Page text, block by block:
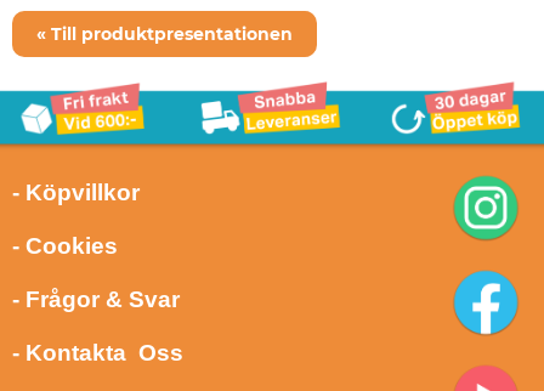
« Till produktpresentationen
- Köpvillkor
- Cookies
- Frågor & Svar
- Kontakta Oss